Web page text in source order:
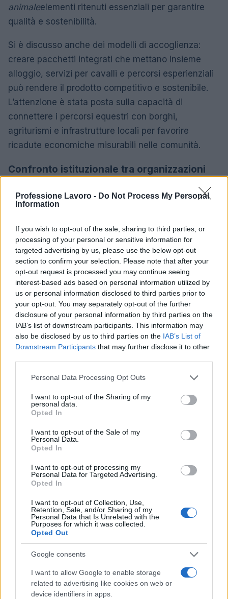
Professione Lavoro - Do Not Process My Personal
Information
If you wish to opt-out of the sale, sharing to third parties, or
processing of your personal or sensitive information for
targeted advertising by us, please use the below opt-out
section to confirm your selection. Please note that after your
opt-out request is processed you may continue seeing
interest-based ads based on personal information utilized by
us or personal information disclosed to third parties prior to
your opt-out. You may separately opt-out of the further
disclosure of your personal information by third parties on the
IAB’s list of downstream participants. This information may
also be disclosed by us to third parties on the IAB’s List of
Downstream Participants that may further disclose it to other
Please note that this website/app uses one or more Google
not limited to your visit or usage behaviour. You may click to
grant or deny consent to Google and its third-party tags to
use your data for below specified purposes in below Google
consent section.
Personal Data Processing Opt Outs
I want to opt-out of the Sharing of my
personal data.
Opted In
I want to opt-out of the Sale of my
Personal Data.
Opted In
I want to opt-out of processing my
Personal Data for Targeted Advertising.
Opted In
I want to opt-out of Collection, Use,
Retention, Sale, and/or Sharing of my
Personal Data that Is Unrelated with the
Purposes for which it was collected.
Opted Out
Google consents
I want to allow Google to enable storage
related to advertising like cookies on web or
device identifiers in apps.
animaleelementi ritenuti essenziali per garantire
qualità e sostenibilità.
Si è discusso anche dei modelli di accoglienza:
creare pacchetti integrati che mettano insieme
alloggio, servizi per cavalli e percorsi esperienziali
può rendere il prodotto competitivo e sostenibile.
L’attenzione è stata posta sulla capacità di
connettere i percorsi equestri con borghi,
agriturismi e infrastrutture locali per favorire
ricadute economiche misurabili nelle comunità.
Confronto istituzionale tra organizzazioni
La seconda sessione ha dato spazio al dialogo tra
una visione condivisa che permetta di armonizzare
norme, programmi di formazione e promozione.
Sono emerse proposte concrete per creare reti
territoriali capaci di attrarre domanda nazionale e
internazionale, valorizzando al contempo le
specificità locali.
Il convegno, quindi, ha messo in luce come il
turismo equestrepossa agire come volano di
sviluppo economico e sociale, con ricadute su
dell’identità culturale dei territori interessati.
Sofia Ricci
Sofia Ricci, giornalista specializzata in
studenti e professionisti tra percorsi di studio,
competenze richieste dal mercato e strategie